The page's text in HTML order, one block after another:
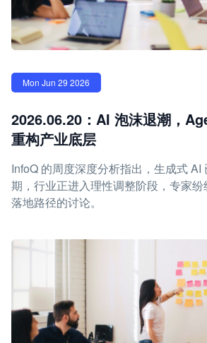
Mon Jun 29 2026
2026.06.20：AI 泡沫退潮，
重构产业底层
InfoQ 的周度深度分析指出，生成式 AI
期，行业正进入理性调整阶段，专家
落地路径的讨论。